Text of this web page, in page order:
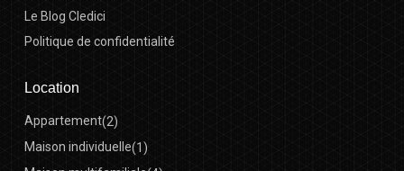
Le Blog Cledici
Politique de confidentialité
Location
Appartement(2)
Maison individuelle(1)